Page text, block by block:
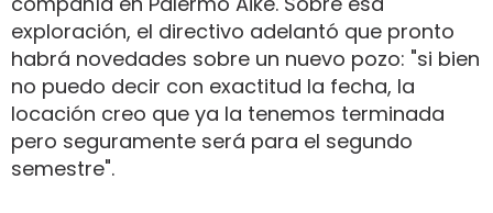
exploración, el directivo adelantó que pronto
habrá novedades sobre un nuevo pozo: "si bien
no puedo decir con exactitud la fecha, la
locación creo que ya la tenemos terminada
pero seguramente será para el segundo
semestre".